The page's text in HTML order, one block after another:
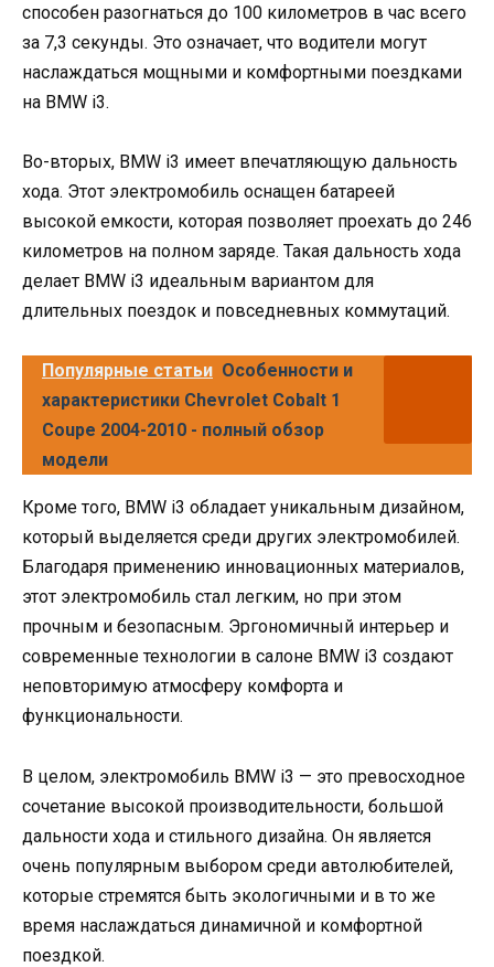
способен разогнаться до 100 километров в час всего
за 7,3 секунды. Это означает, что водители могут
наслаждаться мощными и комфортными поездками
на BMW i3.
Во-вторых, BMW i3 имеет впечатляющую дальность
хода. Этот электромобиль оснащен батареей
высокой емкости, которая позволяет проехать до 246
километров на полном заряде. Такая дальность хода
делает BMW i3 идеальным вариантом для
длительных поездок и повседневных коммутаций.
Популярные статьи Особенности и
характеристики Chevrolet Cobalt 1
Coupe 2004-2010 - полный обзор
модели
Кроме того, BMW i3 обладает уникальным дизайном,
который выделяется среди других электромобилей.
Благодаря применению инновационных материалов,
этот электромобиль стал легким, но при этом
прочным и безопасным. Эргономичный интерьер и
современные технологии в салоне BMW i3 создают
неповторимую атмосферу комфорта и
функциональности.
В целом, электромобиль BMW i3 — это превосходное
сочетание высокой производительности, большой
дальности хода и стильного дизайна. Он является
очень популярным выбором среди автолюбителей,
которые стремятся быть экологичными и в то же
время наслаждаться динамичной и комфортной
поездкой.